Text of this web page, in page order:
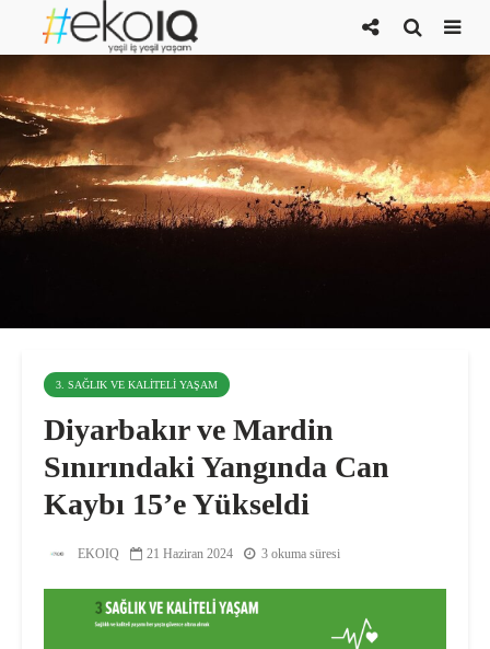
3. SAĞLIK VE KALITELI YAŞAM
Diyarbakır ve Mardin
Sınırındaki Yangında Can
Kaybı 15’e Yükseldi
EKOIQ 21 Haziran 2024 3 okuma süresi